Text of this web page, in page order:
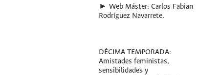
► Web Máster: Carlos Fabian
Rodríguez Navarrete.
DÉCIMA TEMPORADA:
Amistades feministas,
sensibilidades y